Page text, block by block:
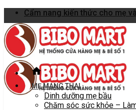
Skip
to
content
Cẩm nang kiến thức cho mẹ
MẸ MANG THAI
Dinh dưỡng mẹ bầu
Chăm sóc sức khỏe –